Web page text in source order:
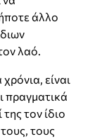
άλλο
λαό.
είναι
πραγματικά
τον ίδιο
τους